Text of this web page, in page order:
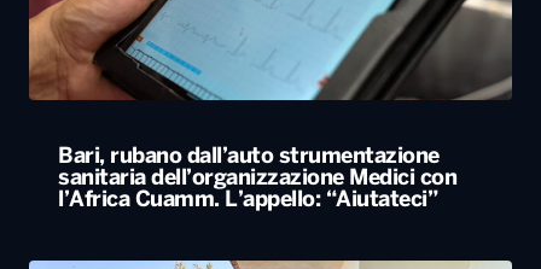
Bari, rubano dall’auto strumentazione
sanitaria dell’organizzazione Medici con
l’Africa Cuamm. L’appello: “Aiutateci”